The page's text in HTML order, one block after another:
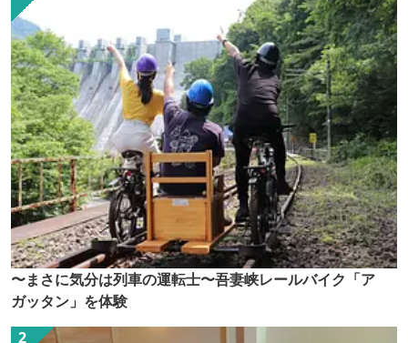
〜まさに気分は列車の運転士〜吾妻峡レールバイク「ア
ガッタン」を体験